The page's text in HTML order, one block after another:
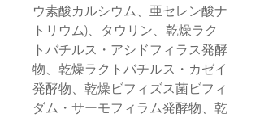
ウ素酸カルシウム、亜セレン酸ナ
トリウム)、タウリン、乾燥ラク
トバチルス・アシドフィラス発酵
物、乾燥ラクトバチルス・カゼイ
発酵物、乾燥ビフィズス菌ビフィ
ダム・サーモフィラム発酵物、乾